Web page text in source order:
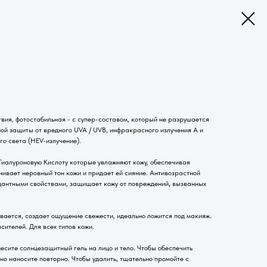
фотостабильная - с супер-составом, который не разрушается
защиты от вредного UVA / UVB, инфракрасного излучения A и
света (HEV-излучение).
Кислоту которые увлажняют кожу, обеспечивая
неровный тон кожи и придает ей сияние. Антивозрастной
свойствами, защищает кожу от повреждений, вызванных
создает ощущение свежести, идеально ложится под макияж.
Для всех типов кожи.
солнцезащитный гель на лицо и тело. Чтобы обеспечить
наносите повторно. Чтобы удалить, тщательно промойте с